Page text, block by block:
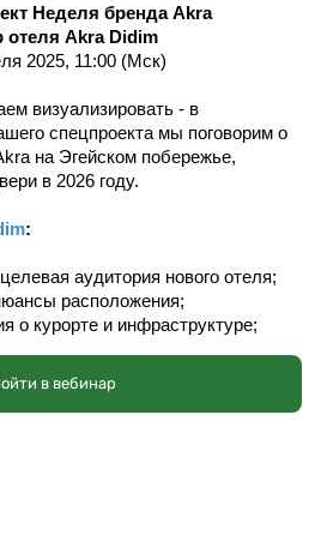
Неделя бренда Akra
отеля Akra Didim
2025, 11:00 (Мск)
визуализировать - в
спецпроекта мы поговорим о
на Эгейском побережье,
в 2026 году.
:
аудитория нового отеля;
расположения;
о курорте и инфраструктуре;
в вебинар